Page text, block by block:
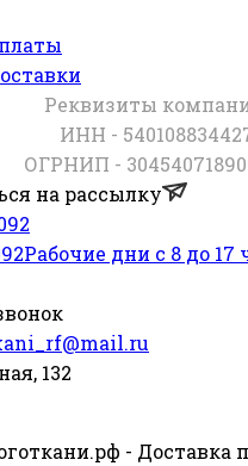
Реквизиты
ИНН -
ОГРНИП -
на рассылку
Рабочие дни с 8 до 17
132
- Доставка